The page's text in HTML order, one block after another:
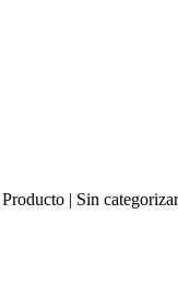
| Sin categorizar